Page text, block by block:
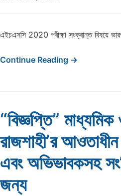
এইচএসসি 2020 পরীক্ষা সংক্রান্ত বিষয়ে
Continue Reading →
“বিজ্ঞপ্তি”
রাজশাহী’র আওতাধীন
এবং অভিভাবকসহ
জন্য